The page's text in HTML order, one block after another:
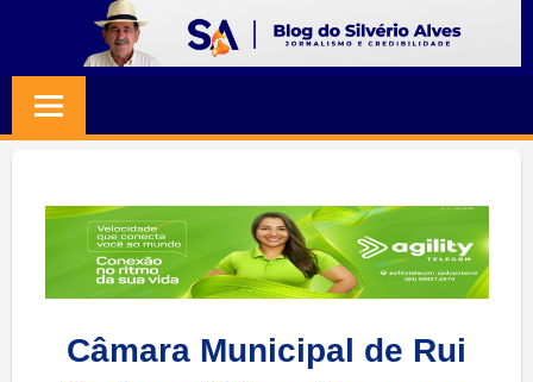
content
SILVERIO
ALVES
Jornalismo
Credibilidade
Câmara Municipal de Rui